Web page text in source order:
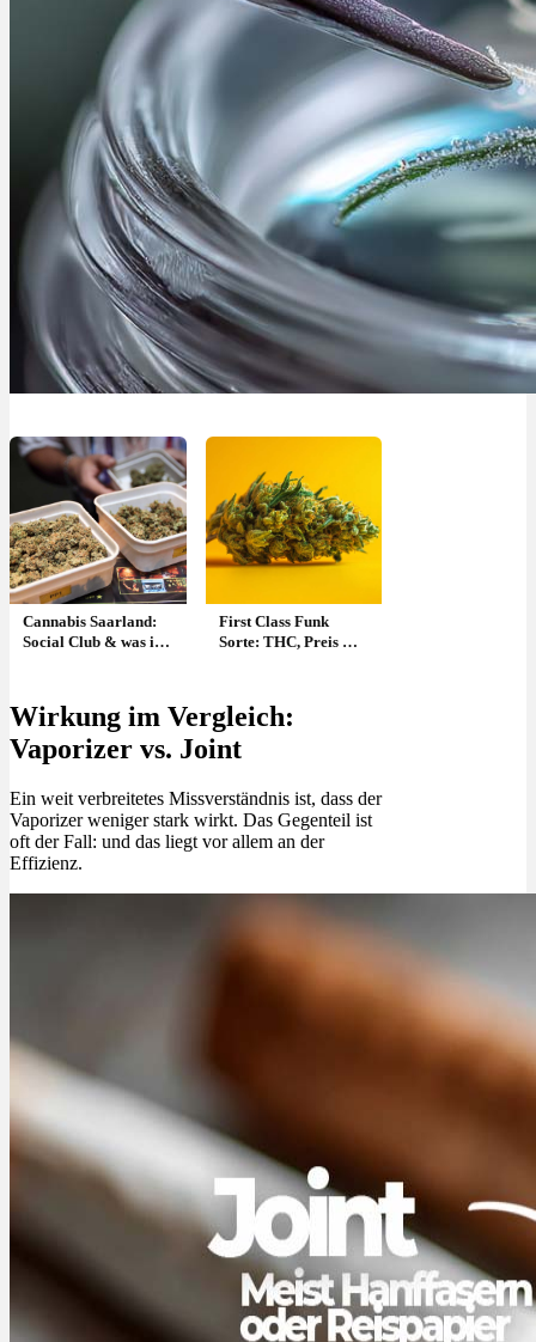
Cannabis Saarland:
Social Club & was ist
First Class Funk
Sorte: THC, Preis &
Wirkung im Vergleich:
Vaporizer vs. Joint
Ein weit verbreitetes Missverständnis ist, dass der
Vaporizer weniger stark wirkt. Das Gegenteil ist
oft der Fall: und das liegt vor allem an der
Effizienz.